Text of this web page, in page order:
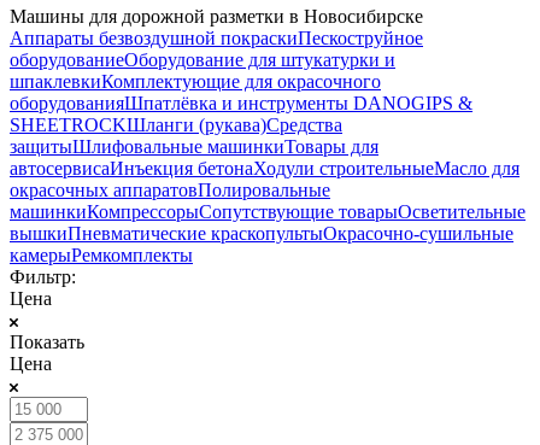
Машины для дорожной разметки в Новосибирске
Аппараты безвоздушной покраскиПескоструйное
оборудованиеОборудование для штукатурки и
шпаклевкиКомплектующие для окрасочного
оборудованияШпатлёвка и инструменты DANOGIPS &
SHEETROCKШланги (рукава)Средства
защитыШлифовальные машинкиТовары для
автосервисаИнъекция бетонаХодули строительныеМасло для
окрасочных аппаратовПолировальные
машинкиКомпрессорыСопутствующие товарыОсветительные
вышкиПневматические краскопультыОкрасочно-сушильные
камерыРемкомплекты
Фильтр:
Цена
Показать
Цена